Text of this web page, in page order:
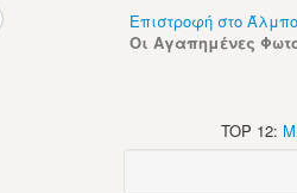
Επιστροφή στο
Οι Αγαπημένες
TOP 12: